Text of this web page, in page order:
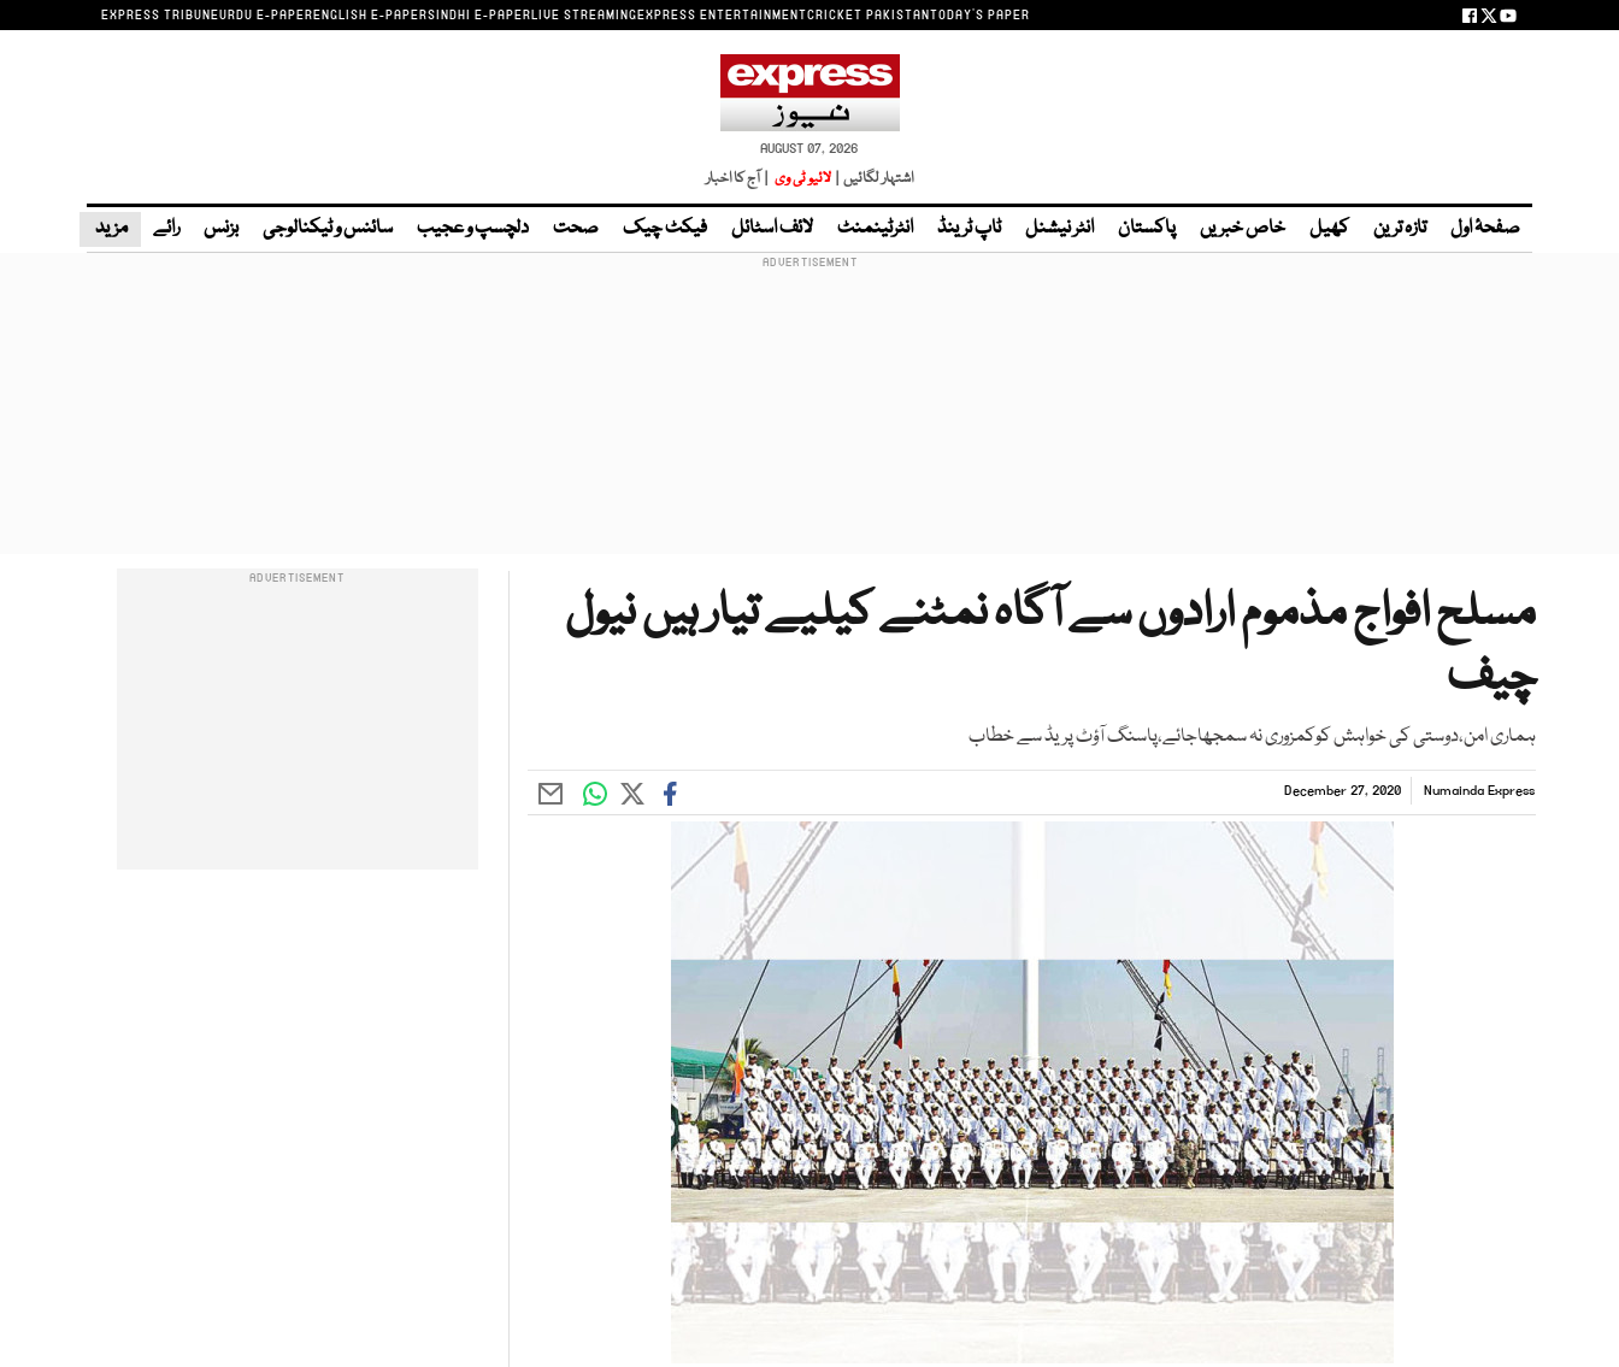
EXPRESS TRIBUNEURDU E-PAPERENGLISH E-PAPERSINDHI E-PAPERLIVE STREAMINGEXPRESS ENTERTAINMENTCRICKET PAKISTANTODAY'S PAPER
AUGUST 07, 2026
اشتہار لگائیں | لائیو ٹی وی | آج کا اخبار
صفحۂ اول تازہ ترین کھیل خاص خبریں پاکستان انٹر نیشنل ٹاپ ٹرینڈ انٹرٹینمنٹ لائف اسٹائل فیکٹ چیک صحت دلچسپ و عجیب سائنس و ٹیکنالوجی بزنس رائے مزید
مسلح افواج مذموم ارادوں سے آگاہ نمٹنے کیلیے تیار ہیں نیول
چیف
ہماری امن،دوستی کی خواہش کوکمزوری نہ سمجھاجائے،پاسنگ آؤٹ پریڈ سے خطاب
Numainda Express
December 27, 2020